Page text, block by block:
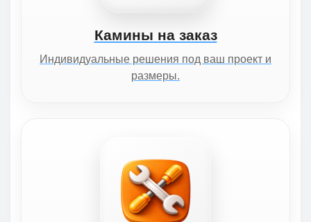
Камины на заказ
Индивидуальные решения под ваш проект и
размеры.